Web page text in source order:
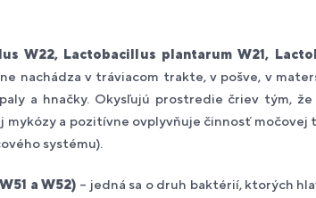
W22, Lactobacillus plantarum W21,
nachádza v tráviacom trakte, v pošve, v
a hnačky. Okysľujú prostredie čriev tým,
mykózy a pozitívne ovplyvňuje činnosť
systému).
a W52) – jedná sa o druh baktérií, ktorých